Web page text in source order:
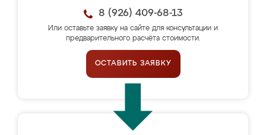
8 (926) 409-68-13
Или оставьте заявку на сайте для консультации и
предварительного расчёта стоимости.
ОСТАВИТЬ ЗАЯВКУ